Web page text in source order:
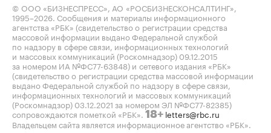
© ООО «БИЗНЕСПРЕСС», АО «РОСБИЗНЕСКОНСАЛТИНГ»,
1995–2026 . Сообщения и материалы информационного
агентства «РБК» (свидетельство о регистрации средства
массовой информации выдано Федеральной службой
по надзору в сфере связи, информационных технологий
и массовых коммуникаций (Роскомнадзор) 09.12.2015
за номером ИА №ФС77-63848) и сетевого издания «РБК»
(свидетельство о регистрации средства массовой информации
выдано Федеральной службой по надзору в сфере связи,
информационных технологий и массовых коммуникаций
(Роскомнадзор) 03.12.2021 за номером ЭЛ №ФС77-82385)
сопровождаются пометкой «РБК». 18+ letters@rbc.ru
Владельцем сайта является информационное агентство «РБК».